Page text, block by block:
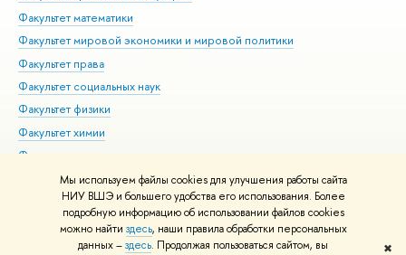
Мы используем файлы cookies для улучшения работы сайта
НИУ ВШЭ и большего удобства его использования. Более
подробную информацию об использовании файлов cookies
можно найти здесь, наши правила обработки персональных
данных –здесь. Продолжая пользоваться сайтом, вы
✖
Факультет математики
Факультет мировой экономики и мировой политики
Факультет права
Факультет социальных наук
Факультет физики
Факультет химии
Факультет экономических наук
Международный институт экономики и финансов
Московский институт электроники и математики им. А.Н.
Тихонова